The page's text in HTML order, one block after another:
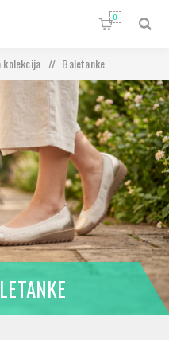
0
kolekcija / Baletanke